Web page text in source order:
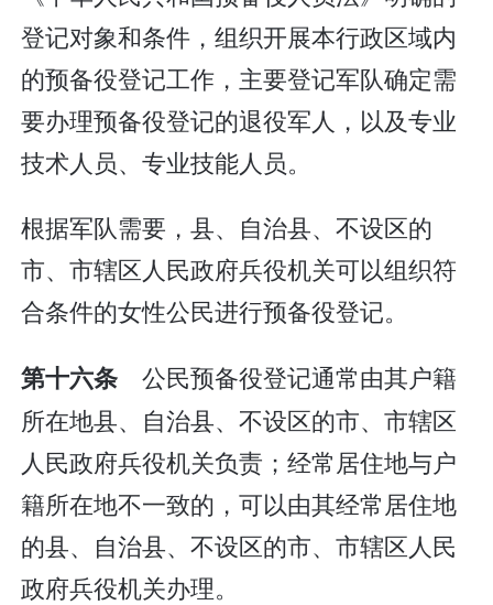
登记对象和条件，组织开展本行政区域内
的预备役登记工作，主要登记军队确定需
要办理预备役登记的退役军人，以及专业
技术人员、专业技能人员。
根据军队需要，县、自治县、不设区的
市、市辖区人民政府兵役机关可以组织符
合条件的女性公民进行预备役登记。
第十六条公民预备役登记通常由其户籍
所在地县、自治县、不设区的市、市辖区
人民政府兵役机关负责；经常居住地与户
籍所在地不一致的，可以由其经常居住地
的县、自治县、不设区的市、市辖区人民
政府兵役机关办理。